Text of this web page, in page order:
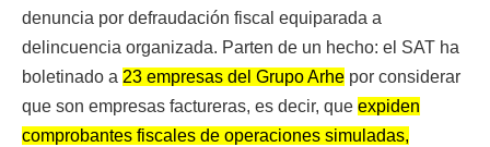
denuncia por defraudación fiscal equiparada a
delincuencia organizada. Parten de un hecho: el SAT ha
boletinado a 23 empresas del Grupo Arhe por considerar
que son empresas factureras, es decir, que expiden
comprobantes fiscales de operaciones simuladas,